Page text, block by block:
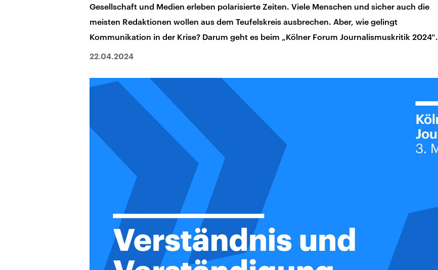
Gesellschaft und Medien erleben polarisierte Zeiten. Viele Menschen und sicher auch die
meisten Redaktionen wollen aus dem Teufelskreis ausbrechen. Aber, wie gelingt
Kommunikation in der Krise? Darum geht es beim „Kölner Forum Journalismuskritik 2024“.
22.04.2024